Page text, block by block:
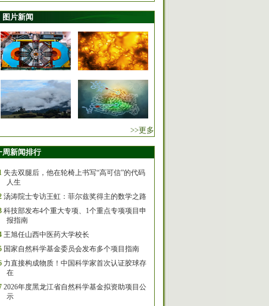
图片新闻
>>更多
周新闻排行
失去双腿后，他在轮椅上书写“高可信”的代码
人生
汤涛院士专访王虹：菲尔兹奖得主的数学之路
科技部发布4个重大专项、1个重点专项项目申
报指南
王旭任山西中医药大学校长
国家自然科学基金委员会发布多个项目指南
力直接构成物质！中国科学家首次认证胶球存
在
2026年度黑龙江省自然科学基金拟资助项目公
示